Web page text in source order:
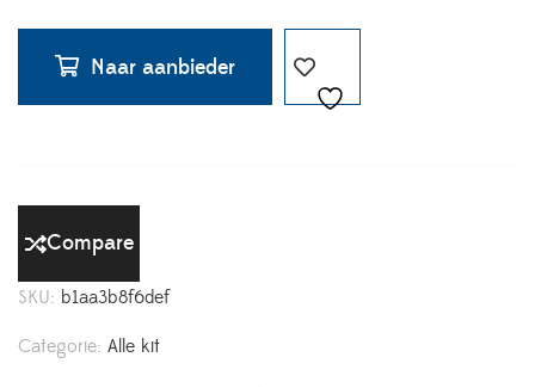
Naar aanbieder
Compare
SKU: b1aa3b8f6def
Categorie: Alle kit